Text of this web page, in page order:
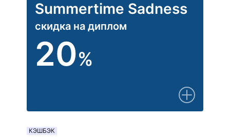
Summertime Sadness
скидка на диплом
20%
КЭШБЭК